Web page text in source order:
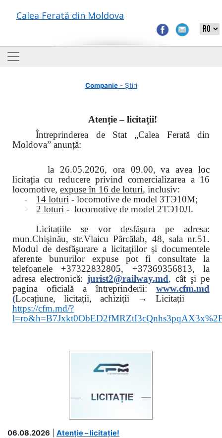
Calea Ferată din Moldova
Companie- Știri
Atenție – licitații!
Întreprinderea de Stat „Calea Ferată din
Moldova” anunță:
la 26.05.2026, ora 09.00, va avea loc
licitaţia cu reducere privind comercializarea a 16
locomotive, expuse în 16 de loturi, inclusiv:
- 14 loturi - locomotive de model 3ТЭ10М;
- 2 loturi - locomotive de model 2ТЭ10Л.
Licitațiile se vor desfășura pe adresa:
mun.Chişinău, str.Vlaicu Pârcălab, 48, sala nr.51.
Modul de desfăşurare a licitaţiilor și documentele
aferente bunurilor expuse pot fi consultate la
telefoanele +37322832805, +37369356813, la
adresa electronică: jurist2@railway.md, cât şi pe
pagina oficială a întreprinderii:
www.cfm.md
(Locațiune, licitații, achiziții → Licitații
https://cfm.md/?
06.08.2026
Atenție – licitație!